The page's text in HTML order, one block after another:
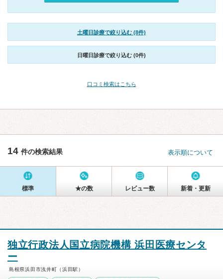
土曜日診療で絞り込む (8件)
日曜日診療で絞り込む (0件)
口コミ検索はこちら
14 件の検索結果 表示順について
標準 ★の数 レビュー数 新着・更新
独立行政法人国立病院機構 浜田医療センタ
ー
島根県浜田市浅井町（浜田駅）